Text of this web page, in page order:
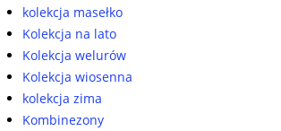
kolekcja masełko
Kolekcja na lato
Kolekcja welurów
Kolekcja wiosenna
kolekcja zima
Kombinezony